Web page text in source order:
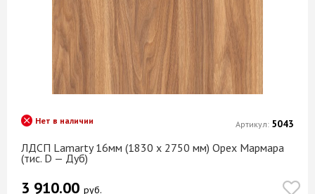
ЛДСП Lamarty 16мм (1830 х 2750 мм) Орех Мармара
(тис. D — Дуб)
Нет в наличии
3 910.00 руб.
Артикул: 5043